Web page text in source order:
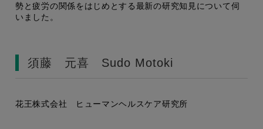
勢と疲労の関係をはじめとする最新の研究知見について伺
いました。
須藤 元喜 Sudo Motoki
花王株式会社 ヒューマンヘルスケア研究所